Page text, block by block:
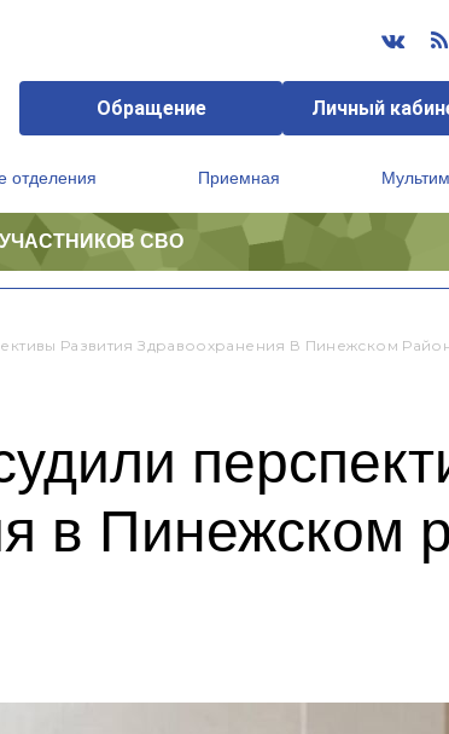
Обращение Личный
отделения Приемная
СВО
Развития Здравоохранения В Пинежском
в Пинежском